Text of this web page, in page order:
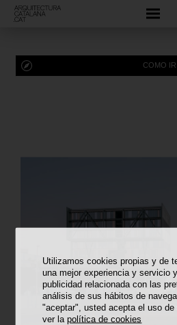
Utilizamos cookies propias y de
una mejor experiencia y servicio
publicidad relacionada con las
análisis de sus hábitos de
"aceptar", usted acepta el uso
ver lapolítica de cookies
COMO IR